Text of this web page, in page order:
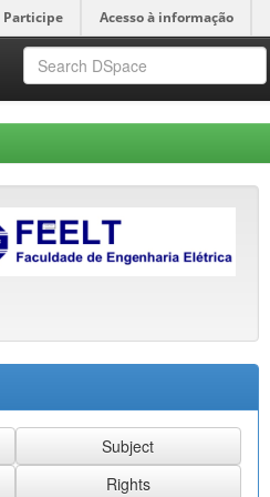
Participe Acesso à informação